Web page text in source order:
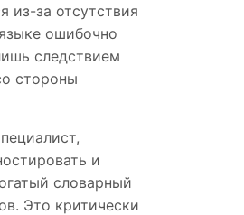
из-за отсутствия
ошибочно
следствием
стороны
и
словарный
Это критически